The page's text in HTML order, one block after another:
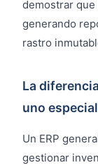
demostrar
generando
rastro
La
uno
Un ERP
gestionar